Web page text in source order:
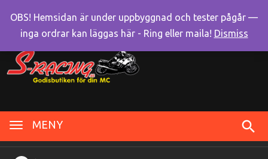
MENY
OBS! Hemsidan är under uppbyggnad och tester pågår —
inga ordrar kan läggas här - Ring eller maila! Dismiss